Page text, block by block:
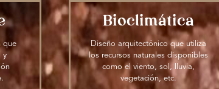
que
y
Bioclimática
Diseño arquitectónico que utiliza
los recursos naturales disponibles
como el viento, sol, lluvia,
vegetación, etc.